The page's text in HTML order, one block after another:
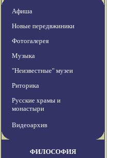
Афиша
Новые передвжиники
Фотогалерея
Музыка
"Неизвестные" музеи
Риторика
Русские храмы и
монастыри
Видеоархив
ФИЛОСОФИЯ